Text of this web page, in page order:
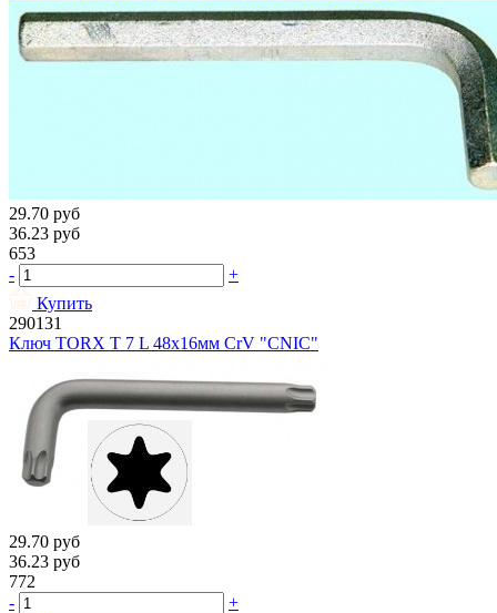
29.70 руб
36.23 руб
653
-
+
Купить
290131
Ключ TORX Т 7 L 48х16мм CrV "CNIC"
29.70 руб
36.23 руб
772
-
+